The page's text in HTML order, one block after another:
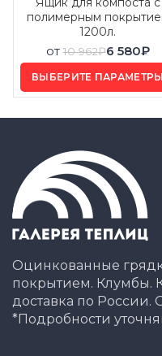
полимерным
1200л.
от 10 962₽6 580₽
ВЫБЕРИТЕ ПАРАМЕТРЫ
Оцинкованные
покрытием. Клумбы.
доставка по России.
*Подробности